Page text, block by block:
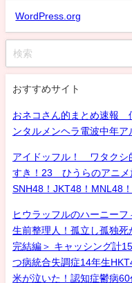
WordPress.org
おすすめサイト
おネコさん的まとめ速報
ンタルメンヘラ電波中年
アイドッフル！ ワタクシ
すき！23 ひうらのアニメ
SNH48！JKT48！MNL48
ヒウラッフルのハーニー
生前整理人！孤立し孤独
完結編＞ キャッシング計
つ病統合失調症14年生
米が泣いた！認知症鬱病